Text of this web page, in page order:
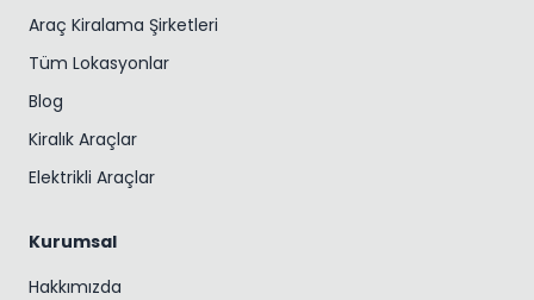
Araç Kiralama Şirketleri
Tüm Lokasyonlar
Blog
Kiralık Araçlar
Elektrikli Araçlar
Kurumsal
Hakkımızda